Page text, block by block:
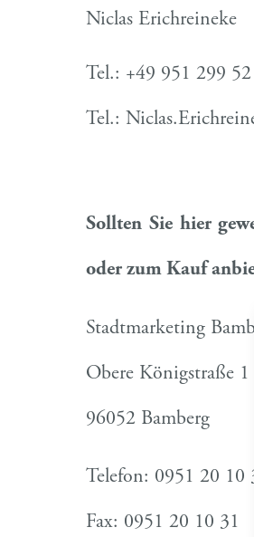
Niclas Erichreineke
Tel.: +49 951 299
Tel.:
Sollten Sie hier
oder zum Kauf
Stadtmarketing
Obere Königstraße 1
96052 Bamberg
Telefon: 0951 20 10
Fax: 0951 20 10 31